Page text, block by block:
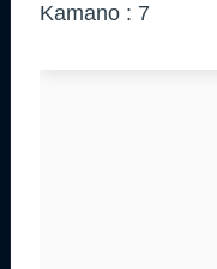
Kamano : 7